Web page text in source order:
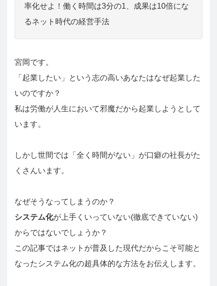
率化せよ！働く時間は3分の1、成果は10倍にな
るネット時代の経営手法
宮岡です。
「起業したい」という志の高いあなたはなぜ起業した
いのですか？
私は労働が人生において邪魔だから起業しようとして
います。
しかし世間では「全く時間がない」が口癖の社長がた
くさんいます。
なぜそうなってしまうのか？
システム化が上手くいっていない(徹底できていない)
からではないでしょうか？
この記事ではネットが普及した現代だからこそ可能と
なったシステム化の超具体的な方法をお伝えします。